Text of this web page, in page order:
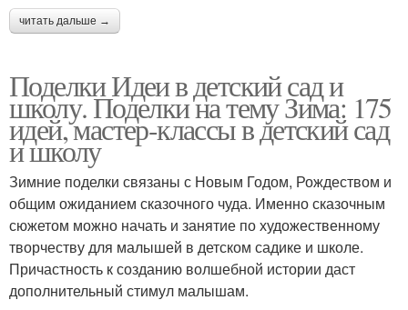
читать дальше →
Поделки Идеи в детский сад и
школу. Поделки на тему Зима: 175
идей, мастер-классы в детский сад
и школу
Зимние поделки связаны с Новым Годом, Рождеством и
общим ожиданием сказочного чуда. Именно сказочным
сюжетом можно начать и занятие по художественному
творчеству для малышей в детском садике и школе.
Причастность к созданию волшебной истории даст
дополнительный стимул малышам.